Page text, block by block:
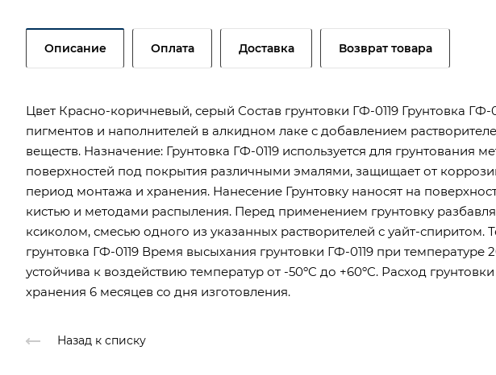
Описание Оплата Доставка Возврат товара
Цвет Красно-коричневый, серый Состав грунтовки ГФ-0119 Грунтовка ГФ-
пигментов и наполнителей в алкидном лаке с добавлением
веществ. Назначение: Грунтовка ГФ-0119 используется для грунтования
поверхностей под покрытия различными эмалями, защищает от
период монтажа и хранения. Нанесение Грунтовку наносят на
кистью и методами распыления. Перед применением грунтовку
ксиколом, смесью одного из указанных растворителей с уайт-спиритом.
грунтовка ГФ-0119 Время высыхания грунтовки ГФ-0119 при температуре
устойчива к воздействию температур от -50ºC до +60ºC. Расход
хранения 6 месяцев со дня изготовления.
Назад к списку